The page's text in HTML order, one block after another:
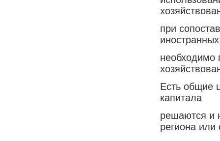
при
необходимо
Есть общие
капитала
решаются и
региона или